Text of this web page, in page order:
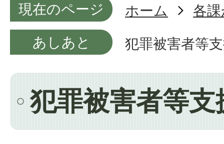
現在のページ ホーム
各
あしあと
犯罪被害者等
犯罪被害者等支